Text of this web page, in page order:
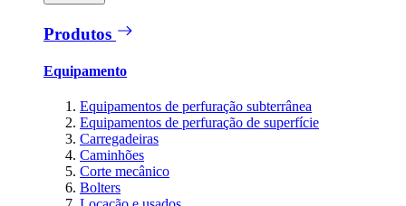
Produtos
Equipamento
Equipamentos de perfuração subterrânea
Equipamentos de perfuração de superfície
Carregadeiras
Caminhões
Corte mecânico
Bolters